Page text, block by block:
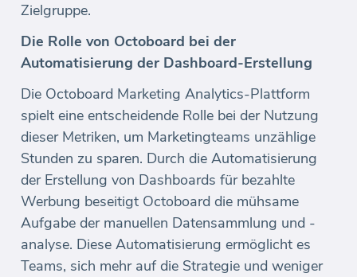
Zielgruppe.
Die Rolle von Octoboard bei der
Automatisierung der Dashboard-Erstellung
Die Octoboard Marketing Analytics-Plattform
spielt eine entscheidende Rolle bei der Nutzung
dieser Metriken, um Marketingteams unzählige
Stunden zu sparen. Durch die Automatisierung
der Erstellung von Dashboards für bezahlte
Werbung beseitigt Octoboard die mühsame
Aufgabe der manuellen Datensammlung und -
analyse. Diese Automatisierung ermöglicht es
Teams, sich mehr auf die Strategie und weniger